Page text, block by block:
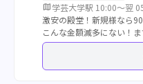
map学芸大学駅 10:00～翌
激安の殿堂！新規様なら
こんな金額滅多にない！